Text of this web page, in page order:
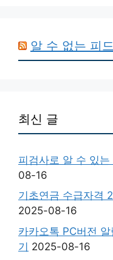
알 수 없는 피드
최신 글
피검사로 알 수 있
08-16
기초연금 수급자격
2025-08-16
카카오톡 PC버전
기 2025-08-16